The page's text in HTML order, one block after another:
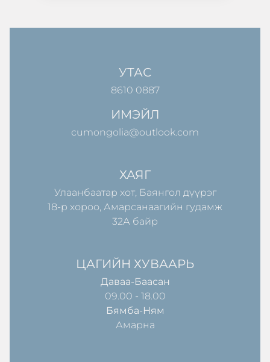
УТАС
8610 0887
ИМЭЙЛ
cumongolia@outlook.com
ХАЯГ
Улаанбаатар хот, Баянгол дүүрэг
18-р хороо, Амарсанаагийн гудамж
32А байр
ЦАГИЙН ХУВААРЬ
Даваа-Баасан
09.00 - 18.00
Бямба-Ням
Амарна